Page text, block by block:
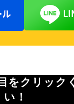
をクリック
い！